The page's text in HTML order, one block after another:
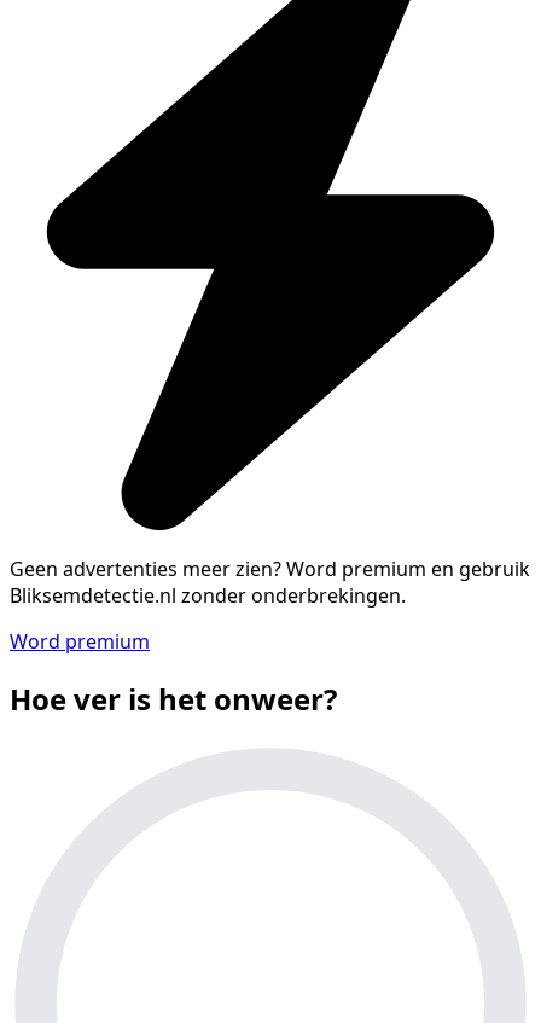
Geen advertenties meer zien?Word premium en gebruik
Bliksemdetectie.nl zonder onderbrekingen.
Word premium
Hoe ver is het onweer?